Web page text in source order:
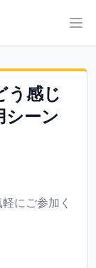
う感じ
シーン
にご参加く